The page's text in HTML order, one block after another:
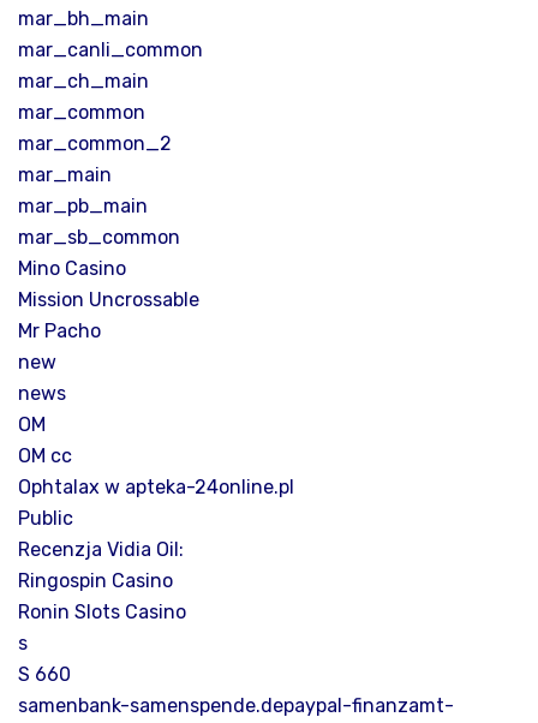
mar_bh_main
mar_canli_common
mar_ch_main
mar_common
mar_common_2
mar_main
mar_pb_main
mar_sb_common
Mino Casino
Mission Uncrossable
Mr Pacho
new
news
OM
OM cc
Ophtalax w apteka-24online.pl
Public
Recenzja Vidia Oil:
Ringospin Casino
Ronin Slots Casino
s
S 660
samenbank-samenspende.depaypal-finanzamt-